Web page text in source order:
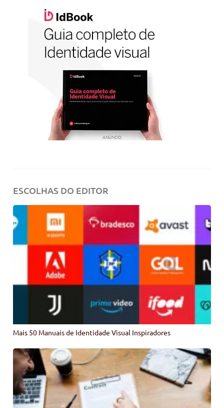
ANÚNCIO
ESCOLHAS DO EDITOR
Mais 50 Manuais de Identidade Visual Inspiradores